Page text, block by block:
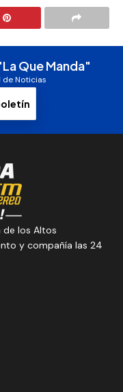
Que Manda"
Noticias
de los Altos
y compañía las 24